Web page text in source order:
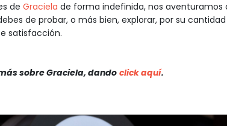
de Graciela de forma indefinida, nos aventuramos
de probar, o más bien, explorar, por su
satisfacción.
sobre Graciela, dandoclick aquí.